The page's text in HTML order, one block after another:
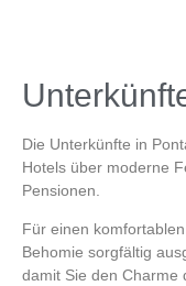
Die Unterkünfte in
Hotels über moderne
Pensionen.
Für einen
Behomie sorgfältig
damit Sie den Charme